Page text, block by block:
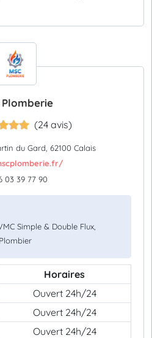
Plomberie
(24 avis)
du Gard, 62100 Calais
03 39 77 90
Simple & Double Flux,
Horaires
Ouvert 24h/24
Ouvert 24h/24
Ouvert 24h/24